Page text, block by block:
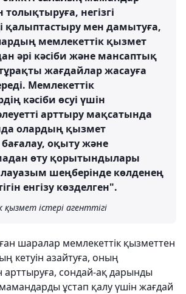
негізгі
қалыптастыру мен дамытуға,
мемлекеттік қызмет
әрі кәсіби және мансаптық
жағдайлар жасауға
Мемлекеттік
кәсіби өсуі үшін
арттыру мақсатында
олардың қызмет
оқыту және
өту қорытындылары
лауазым шеңберінде көлденең
енгізу көзделген".
істері агенттігі
шаралар мемлекеттік қызметтен
кетуін азайтуға, оның
сондай-ақ дарынды
ұстап қалу үшін жағдай